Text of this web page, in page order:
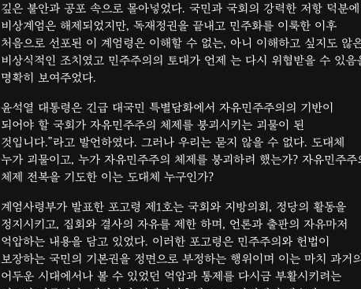
깊은 불안과 공포 속으로 몰아넣었다. 국민과 국회의 강력한 저항 덕분에
비상계엄은 해제되었지만, 독재정권을 끝내고 민주화를 이룩한 이후
처음으로 선포된 이 계엄령은 이해할 수 없는, 아니 이해하고 싶지도 않
비상식적인 조치였고 민주주의의 토대가 언제 는 다시 위협받을 수 있음
명확히 보여주었다.
윤석열 대통령은 긴급 대국민 특별담화에서 자유민주주의의 기반이
되어야 할 국회가 자유민주주의 체제를 붕괴시키는 괴물이 된
것입니다.”라고 발언하였다. 그러나 우리는 묻지 않을 수 없다. 도대체
누가 괴물이고, 누가 자유민주주의 체제를 붕괴하려 했는가? 자유민주주
체제 전복을 기도한 이는 도대체 누구인가?
계엄사령부가 발표한 포고령 제1호는 국회와 지방의회, 정당의 활동을
정지시키고, 집회와 결사의 자유를 제한 하며, 언론과 출판의 자유마저
억압하는 내용을 담고 있었다. 이러한 포고령은 민주주의와 헌법이
보장하는 국민의 기본권을 정면으로 부정하는 행위이며 이는 마치 과거
어두운 시대에서나 볼 수 있었던 억압과 통제를 다시금 부활시키려는